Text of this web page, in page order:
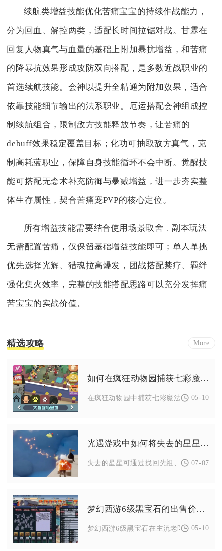
续航类增益技能优化苦痛宝宝的持续作战能力，
分为回血、解控两类，适配长时间拉锯对战。甘霖在
回复人物真气与血量的基础上附加暴抗增益，和苦痛
的降暴抗效果形成攻防双向搭配，是多数近战职业的
首选续航技能。会神以提升全精通为附加效果，适合
依靠技能细节输出的法系职业。厄运搭配会神组成控
制续航组合，限制敌方技能释放节奏，让苦痛的
debuff效果稳定覆盖目标；化功可抽取敌方真气，克
制高耗蓝职业，保障自身技能循环不会中断。觉醒技
能可搭配无念术补充防御与暴减增益，进一步夯实整
体生存属性，契合苦痛宠PVP的核心定位。
所有增益技能需要结合使用场景取舍，副本玩法
无需配置苦痛，仅保留基础增益技能即可；单人单挑
优先选择光辉、猎魂拉高爆发，团战搭配禁疗、羁绊
强化集火效率，完整的技能搭配思路可以充分发挥痛
苦宝宝的实战价值。
精选攻略 More
如何在疯狂动物园捕获七彩魔法牛仔
在疯狂动物园中捕获七彩魔法牛仔，核心
05-10
光遇游戏中如何将失去的星星找回
失去的星星可通过找回先祖、重温回忆、
07-07
梦幻西游6级黑宝石的出售价多少
梦幻西游6级黑宝石在主流老区的出售价
05-10